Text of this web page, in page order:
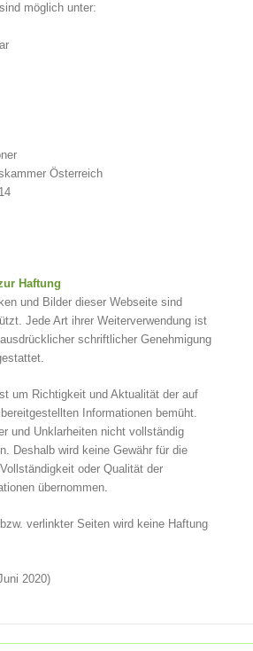
möglich unter:
Österreich
Haftung
und Bilder dieser Webseite sind
Jede Art ihrer Weiterverwendung ist
schriftlicher Genehmigung
um Richtigkeit und Aktualität der auf
Informationen bemüht.
und Unklarheiten nicht vollständig
Deshalb wird keine Gewähr für die
oder Qualität der
übernommen.
verlinkter Seiten wird keine Haftung
2020)